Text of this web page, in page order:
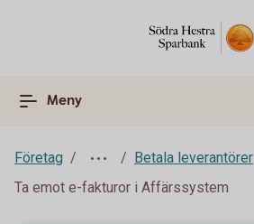
Meny
Företag
Betala leverantörer
Ta emot e-fakturor i Affärssystem